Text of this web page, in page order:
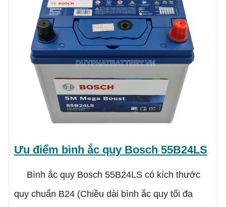
Ưu điểm bình ắc quy Bosch 55B24LS
Bình ắc quy Bosch 55B24LS có kích thước
quy chuẩn B24 (Chiều dài bình ắc quy tối đa